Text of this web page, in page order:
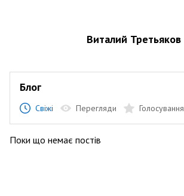
Виталий Третьяков
Блог
Свіжі Перегляди Голосування
Поки що немає постів